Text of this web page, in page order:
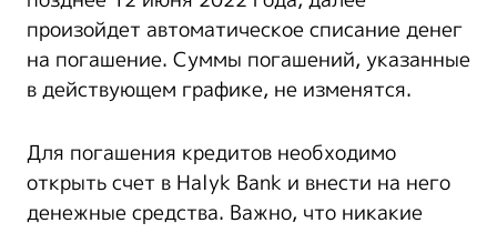
произойдет автоматическое списание денег
на погашение. Суммы погашений, указанные
в действующем графике, не изменятся.
Для погашения кредитов необходимо
открыть счет в Halyk Bank и внести на него
денежные средства. Важно, что никакие